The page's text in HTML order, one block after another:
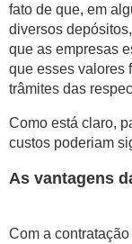
fato de que, em
diversos
que as empresas
que esses valores
trâmites das
Como está claro,
custos poderiam
As vantagens
Com a